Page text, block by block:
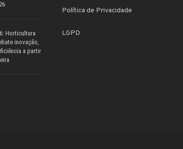
Horticultura
inovação,
a partir
Política de Privacidade
LGPD